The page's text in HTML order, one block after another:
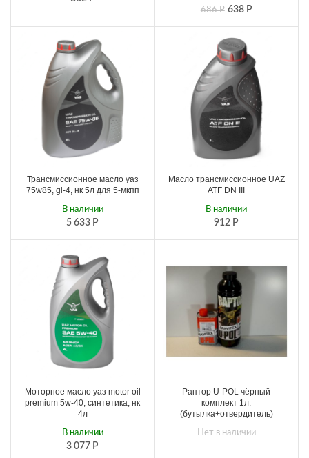
686Р 638 Р
Трансмиссионное масло уаз
75w85, gl-4, нк 5л для 5-мкпп
5 633 Р
В наличии
Масло трансмиссионное UAZ
ATF DN III
912 Р
В наличии
Моторное масло уаз motor oil
premium 5w-40, синтетика, нк
4л
3 077 Р
В наличии
Раптор U-POL чёрный
комплект 1л.
(бутылка+отвердитель)
Нет в наличии